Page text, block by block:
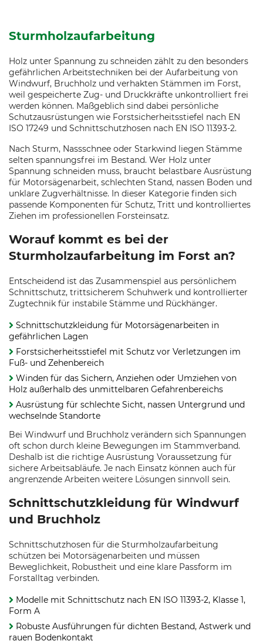
Sturmholzaufarbeitung
Holz unter Spannung zu schneiden zählt zu den besonders
gefährlichen Arbeitstechniken bei der Aufarbeitung von
Windwurf, Bruchholz und verhakten Stämmen im Forst,
weil gespeicherte Zug- und Druckkräfte unkontrolliert frei
werden können. Maßgeblich sind dabei persönliche
Schutzausrüstungen wie Forstsicherheitsstiefel nach EN
ISO 17249 und Schnittschutzhosen nach EN ISO 11393-2.
Nach Sturm, Nassschnee oder Starkwind liegen Stämme
selten spannungsfrei im Bestand. Wer Holz unter
Spannung schneiden muss, braucht belastbare Ausrüstung
für Motorsägenarbeit, schlechten Stand, nassen Boden und
unklare Zugverhältnisse. In dieser Kategorie finden sich
passende Komponenten für Schutz, Tritt und kontrolliertes
Ziehen im professionellen Forsteinsatz.
Worauf kommt es bei der
Sturmholzaufarbeitung im Forst an?
Entscheidend ist das Zusammenspiel aus persönlichem
Schnittschutz, trittsicherem Schuhwerk und kontrollierter
Zugtechnik für instabile Stämme und Rückhänger.
Schnittschutzkleidung für Motorsägenarbeiten in
gefährlichen Lagen
Forstsicherheitsstiefel mit Schutz vor Verletzungen im
Fuß- und Zehenbereich
Winden für das Sichern, Anziehen oder Umziehen von
Holz außerhalb des unmittelbaren Gefahrenbereichs
Ausrüstung für schlechte Sicht, nassen Untergrund und
wechselnde Standorte
Bei Windwurf und Bruchholz verändern sich Spannungen
oft schon durch kleine Bewegungen im Stammverband.
Deshalb ist die richtige Ausrüstung Voraussetzung für
sichere Arbeitsabläufe. Je nach Einsatz können auch für
angrenzende Arbeiten weitere Lösungen sinnvoll sein.
Schnittschutzkleidung für Windwurf
und Bruchholz
Schnittschutzhosen für die Sturmholzaufarbeitung
schützen bei Motorsägenarbeiten und müssen
Beweglichkeit, Robustheit und eine klare Passform im
Forstalltag verbinden.
Modelle mit Schnittschutz nach EN ISO 11393-2, Klasse 1,
Form A
Robuste Ausführungen für dichten Bestand, Astwerk und
rauen Bodenkontakt